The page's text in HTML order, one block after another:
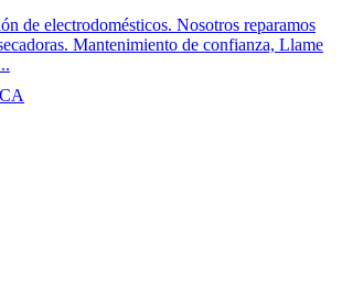
de electrodomésticos. Nosotros reparamos
Mantenimiento de confianza, Llame